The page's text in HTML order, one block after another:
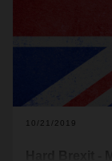
10/21/2019